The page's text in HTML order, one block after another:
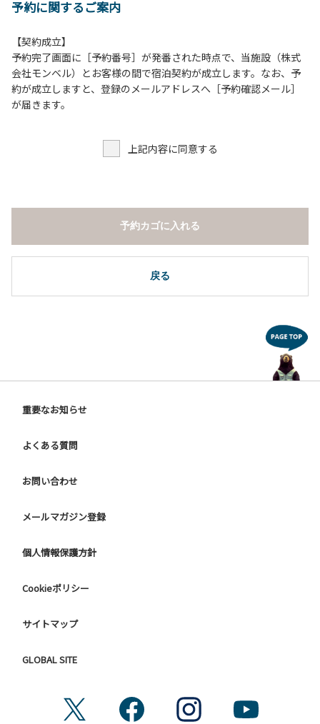
３．硬いボールでの球技。（野球、キャッチボール・サッカ
４．大きな音で音楽や楽器などを鳴らす行為。（ 但し貸切イ
ベントは除く）
５．発電機の使用。（但し貸切イベントは除く）
６．申込みされたサイト以外のサイトの利用や共用部（シャ
ワー棟、水道など）の占有行為。
８．その他 周りに迷惑となるような行為（夜間の大声での談
１．全室禁煙です。
２．動物（ペット類）の同伴はご遠慮願います。
３．備品の持ち出しはしないでください。
４．ご訪問客と常設テント内での面会はご遠慮願います。
予約に関するご案内
【契約成立】
予約完了画面に［予約番号］が発番された時点で、当施設（株式
会社モンベル）とお客様の間で宿泊契約が成立します。なお、予
約が成立しますと、登録のメールアドレスへ［予約確認メール］
が届きます。
上記内容に同意する
戻る
予約カゴに入れる
重要なお知らせ
よくある質問
お問い合わせ
メールマガジン登録
個人情報保護方針
Cookieポリシー
サイトマップ
GLOBAL SITE